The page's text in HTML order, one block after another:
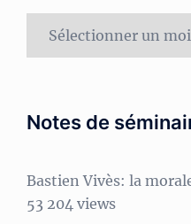
Notes de
Bastien Vivès: la
53 204 views